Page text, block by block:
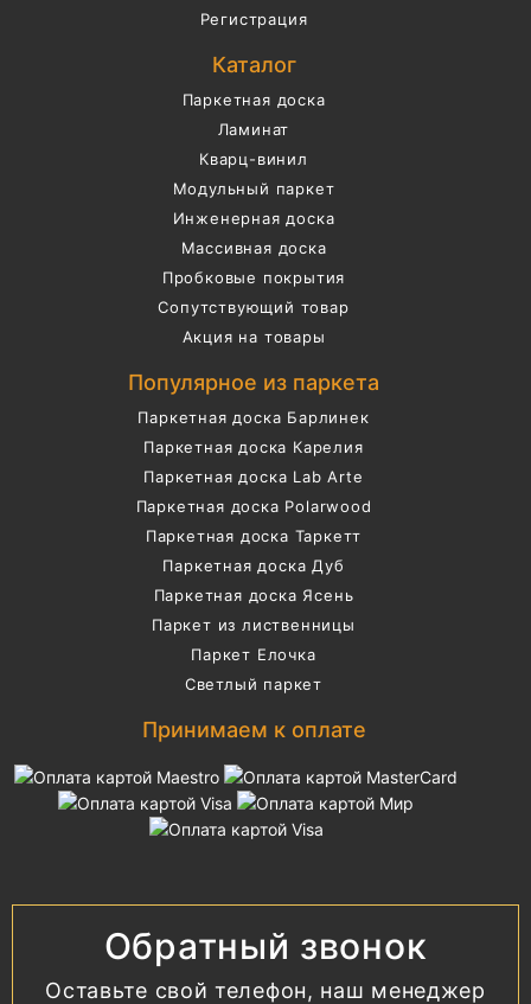
Регистрация
Каталог
Паркетная доска
Ламинат
Кварц-винил
Модульный паркет
Инженерная доска
Массивная доска
Пробковые покрытия
Сопутствующий товар
Акция на товары
Популярное из паркета
Паркетная доска Барлинек
Паркетная доска Карелия
Паркетная доска Lab Arte
Паркетная доска Polarwood
Паркетная доска Таркетт
Паркетная доска Дуб
Паркетная доска Ясень
Паркет из лиственницы
Паркет Елочка
Светлый паркет
Принимаем к оплате
Обратный звонок
Оставьте свой телефон, наш менеджер